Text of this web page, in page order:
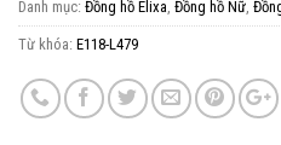
Danh mục: Đồng hồ Elixa, Đồng hồ Nữ,
Từ khóa: E118-L479